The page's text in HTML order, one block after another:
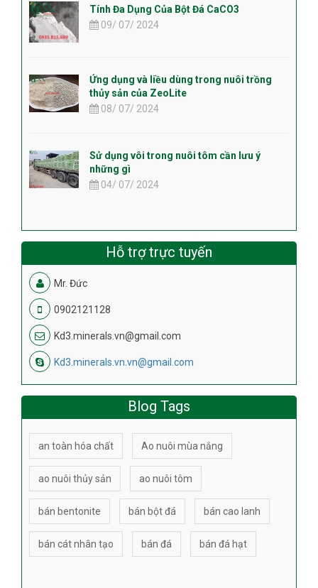
Tính Đa Dụng Của Bột Đá CaCO3
09/ 07/ 2024
Ứng dụng và liều dùng trong nuôi trồng
thủy sản của ZeoLite
08/ 07/ 2024
Sử dụng vôi trong nuôi tôm cần lưu ý
những gì
04/ 07/ 2024
Hỗ trợ trực tuyến
Mr. Đức
0902121128
Kd3.minerals.vn@gmail.com
Kd3.minerals.vn.vn@gmail.com
Blog Tags
an toàn hóa chất Ao nuôi mùa nắng
ao nuôi thủy sản ao nuôi tôm
bán bentonite bán bột đá bán cao lanh
bán cát nhân tạo bán đá bán đá hạt